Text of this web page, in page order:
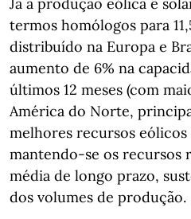
termos homólogos para
distribuído na Europa e
aumento de 6% na
últimos 12 meses (com
América do Norte,
melhores recursos eólicos
mantendo-se os recursos
média de longo prazo,
dos volumes de produção.